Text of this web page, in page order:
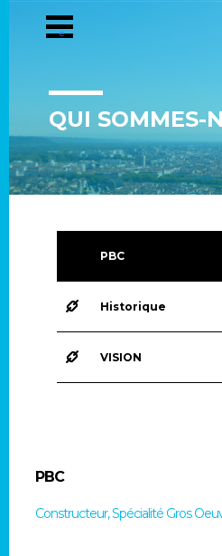
e
QUI SOMMES-
PBC
Historique
VISION
PBC
Constructeur, Spécialité Gros